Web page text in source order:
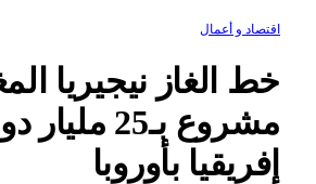
اقتصاد و أعمال
خط الغاز نيجيريا
مشروع بـ25
إفريقيا بأوروبا